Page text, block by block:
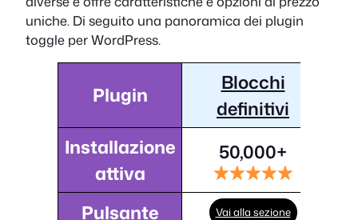
uniche. Di seguito una panoramica dei plugin
toggle per WordPress.
Plugin
Blocchi
definitivi
Installazione
attiva
50,000+
Pulsante Vai alla sezione